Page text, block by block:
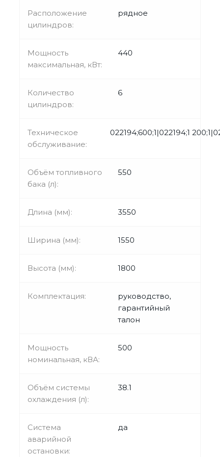
Расположение
цилиндров:
рядное
Мощность
максимальная, кВт:
440
Количество
цилиндров:
6
Техническое
обслуживание:
022194;600;1|022194;1
Объём топливного
бака (л):
550
Длина (мм): 3550
Ширина (мм): 1550
Высота (мм): 1800
Комплектация:
руководство,
гарантийный
талон
Мощность
номинальная, кВА:
500
Объём системы
охлаждения (л):
38.1
Система
аварийной
остановки:
да